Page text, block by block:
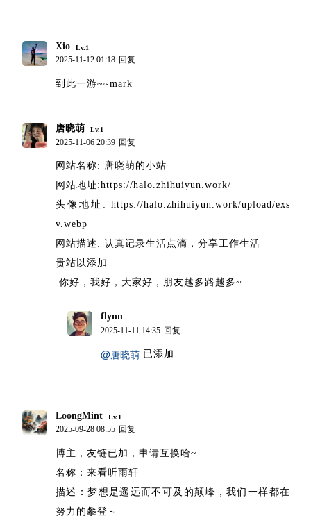
Xio Lv.1
2025-11-12 01:18 回复
到此一游~~mark
唐晓萌 Lv.1
2025-11-06 20:39 回复
网站名称: 唐晓萌的小站
网站地址:https://halo.zhihuiyun.work/
头像地址: https://halo.zhihuiyun.work/upload/exs
v.webp
网站描述: 认真记录生活点滴，分享工作生活
贵站以添加
你好，我好，大家好，朋友越多路越多~
flynn
2025-11-11 14:35 回复
@唐晓萌 已添加
LoongMint Lv.1
2025-09-28 08:55 回复
博主，友链已加，申请互换哈~
名称：来看听雨轩
描述：梦想是遥远而不可及的颠峰，我们一样都在
努力的攀登～